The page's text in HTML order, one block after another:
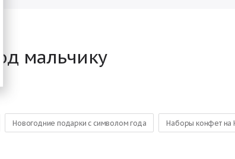
мальчику
Новогодние подарки с символом года Наборы конфет на